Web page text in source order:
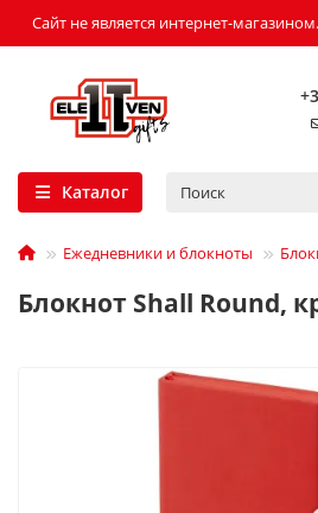
Сайт не является интернет-
Каталог
Ежедневники и блокноты
Блокнот Shall Round,